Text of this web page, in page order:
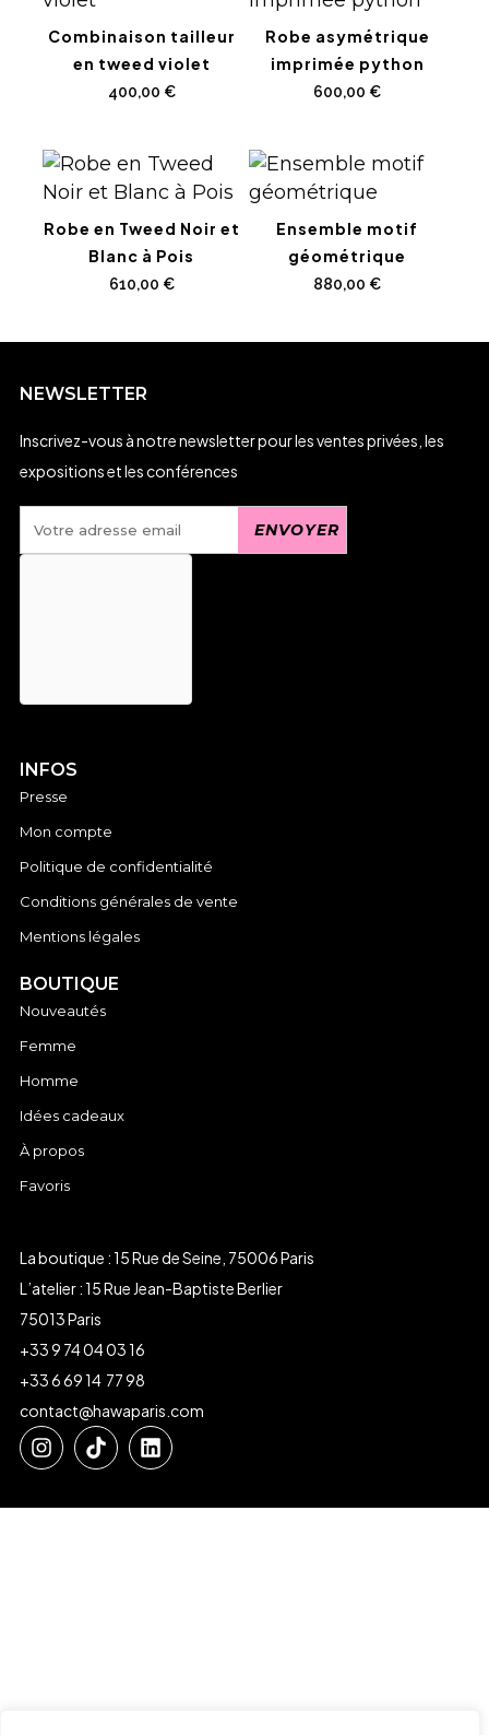
Combinaison tailleur
en tweed violet
400,00 €
Robe asymétrique
imprimée python
600,00 €
Robe en Tweed Noir et
Blanc à Pois
610,00 €
Ensemble motif
géométrique
880,00 €
La boutique : 15 Rue de Seine, 75006 Paris
L’atelier : 15 Rue Jean-Baptiste Berlier
75013 Paris
+33 9 74 04 03 16
+33 6 69 14 77 98
contact@hawaparis.com
BOUTIQUE
Nouveautés
Femme
Homme
Idées cadeaux
À propos
Favoris
INFOS
Presse
Mon compte
Politique de confidentialité
Conditions générales de vente
Mentions légales
NEWSLETTER
Inscrivez-vous à notre newsletter pour les ventes privées, les
expositions et les conférences